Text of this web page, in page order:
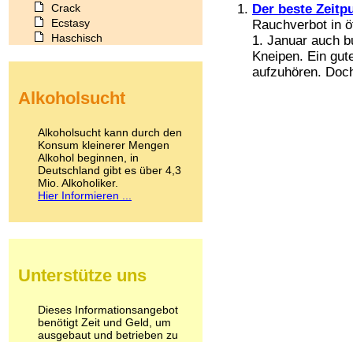
Der beste
Rauchverbot in
1. Januar auch
Kneipen. Ein
aufzuhören.
Crack
Ecstasy
Haschisch
Kokain
LSD
Marihuana
Medikamente
Meskalin
Metamphetamin
Methadon
Pilze
Psychopharmaka
Schlafmittel
Schmerzmittel
Alkoholsucht
Alkoholsucht kann durch den
Konsum kleinerer Mengen
Alkohol beginnen, in
Deutschland gibt es über 4,3
Mio. Alkoholiker.
Hier Informieren ...
Unterstütze uns
Dieses Informationsangebot
benötigt Zeit und Geld, um
ausgebaut und betrieben zu